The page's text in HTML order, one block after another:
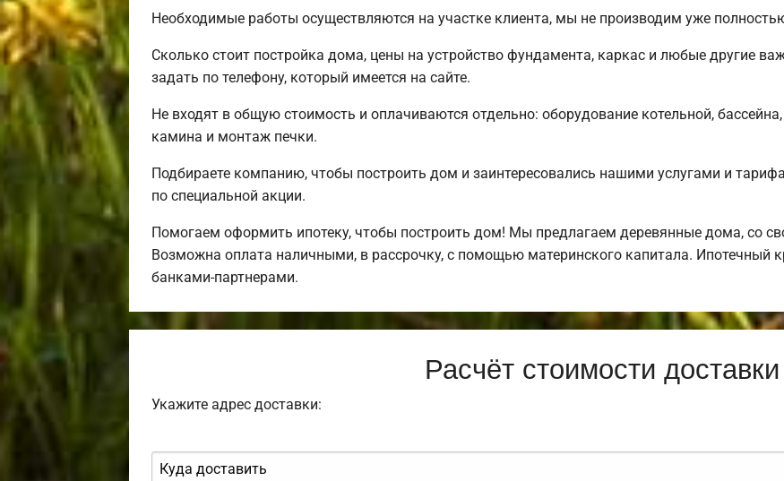
Необходимые работы осуществляются на участке клиента, мы не производим уже
Сколько стоит постройка дома, цены на устройство фундамента, каркас и любые другие
задать по телефону, который имеется на сайте.
Не входят в общую стоимость и оплачиваются отдельно: оборудование котельной,
камина и монтаж печки.
Подбираете компанию, чтобы построить дом и заинтересовались нашими услугами и
по специальной акции.
Помогаем оформить ипотеку, чтобы построить дом! Мы предлагаем деревянные дома, со
Возможна оплата наличными, в рассрочку, с помощью материнского капитала. Ипотечный
банками-партнерами.
Расчёт стоимости доставки
Укажите адрес доставки: